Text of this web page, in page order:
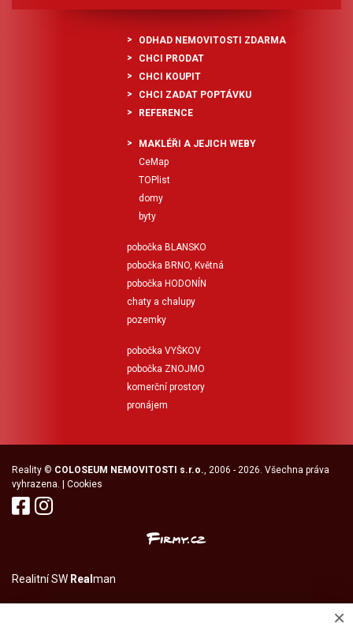
ODHAD NEMOVITOSTI ZDARMA
CHCI PRODAT
CHCI KOUPIT
CHCI ZADAT POPTÁVKU
REFERENCE
MAKLÉŘI A JEJICH WEBY
CeMap
TOPlist
domy
byty
pobočka BLANSKO
pobočka BRNO, Květná
pobočka HODONÍN
chaty a chalupy
pozemky
pobočka VYŠKOV
pobočka ZNOJMO
komerční prostory
pronájem
Reality © COLOSEUM NEMOVITOSTI s.r.o., 2006 - 2026. Všechna práva
vyhrazena. | Cookies
Realitní SW Real man
×